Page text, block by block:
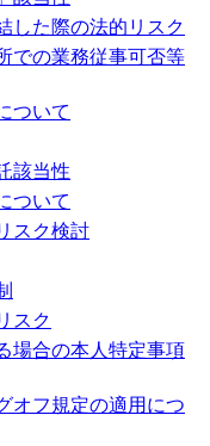
した際の法的リスク
での業務従事可否等
ついて
該当性
ついて
スク検討
スク
場合の本人特定事項
オフ規定の適用につ